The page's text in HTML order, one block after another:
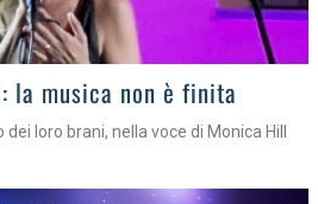
la musica non è finita
loro brani, nella voce di Monica Hill